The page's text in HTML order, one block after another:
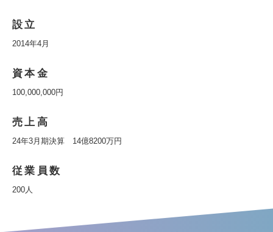
設立
2014年4月
資本金
100,000,000円
売上高
24年3月期決算 14億8200万円
従業員数
200人